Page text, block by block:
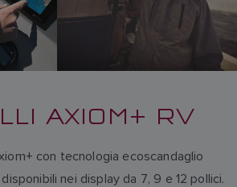
AXIOM+ RV
con tecnologia ecoscandaglio
nei display da 7, 9 e 12 pollici.